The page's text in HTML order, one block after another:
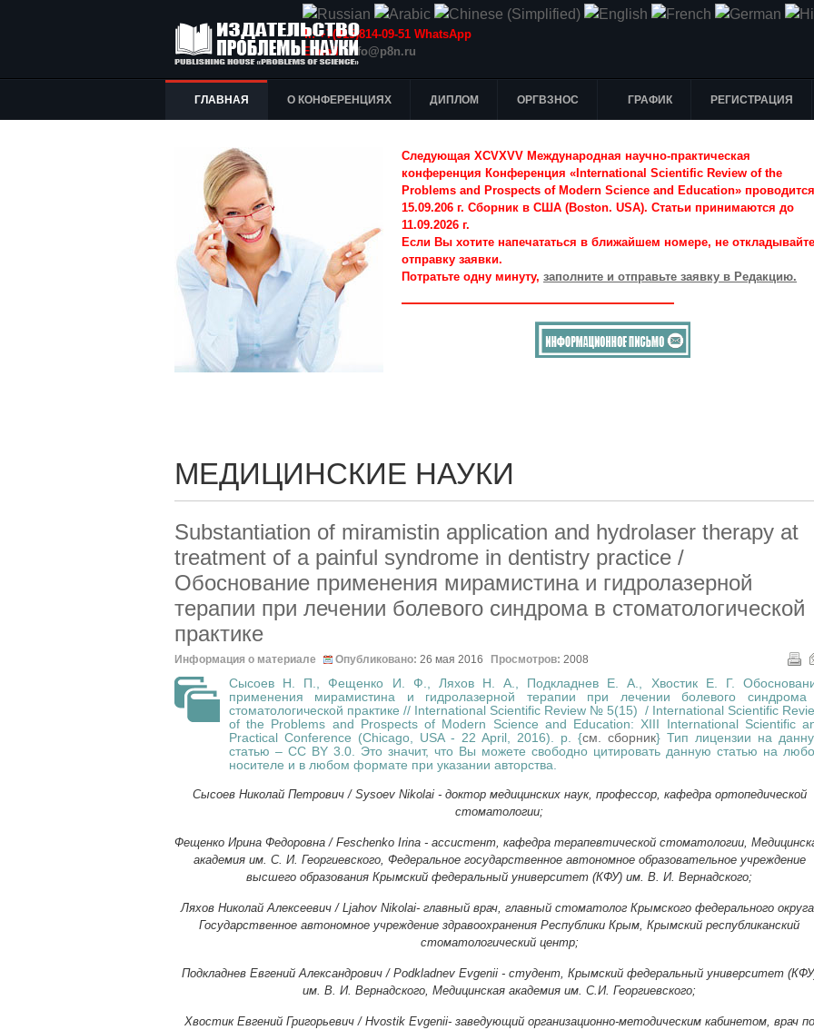
Т.: +7(915)814-09-51 WhatsApp
E-mail:info@p8n.ru
ГЛАВНАЯ О КОНФЕРЕНЦИЯХ ДИПЛОМ ОРГВЗНОС ГРАФИК РЕГИСТРАЦИЯ
Следующая XCVXVV Международная научно-практическая
конференция Конференция «International Scientific Review of the
Problems and Prospects of Modern Science and Education» проводится
15.09.206 г. Сборник в США (Boston. USA). Статьи принимаются до
11.09.2026 г.
Если Вы хотите напечататься в ближайшем номере, не откладывайте
отправку заявки.
Потратьте одну минуту, заполните и отправьте заявку в Редакцию.
МЕДИЦИНСКИЕ НАУКИ
Substantiation of miramistin application and hydrolaser therapy at
treatment of a painful syndrome in dentistry practice /
Обоснование применения мирамистина и гидролазерной
терапии при лечении болевого синдрома в стоматологической
практике
Информация о материале Опубликовано: 26 мая 2016 Просмотров: 2008
Сысоев Н. П., Фещенко И. Ф., Ляхов Н. А., Подкладнев Е. А., Хвостик Е. Г.
применения мирамистина и гидролазерной терапии при лечении болевого
стоматологической практике // International Scientific Review № 5(15) / International Scientific
of the Problems and Prospects of Modern Science and Education: XIII International Scientific
Practical Conference (Chicago, USA - 22 April, 2016). p. {см. сборник} Тип лицензии на
статью – CC BY 3.0. Это значит, что Вы можете свободно цитировать данную статью на
носителе и в любом формате при указании авторства.
Сысоев Николай Петрович / Sysoev Nikolai - доктор медицинских наук, профессор, кафедра ортопедической
стоматологии;
Фещенко Ирина Федоровна / Feschenko Irina - ассистент, кафедра терапевтической стоматологии,
академия им. С. И. Георгиевского, Федеральное государственное автономное образовательное учреждение
высшего образования Крымский федеральный университет (КФУ) им. В. И. Вернадского;
Ляхов Николай Алексеевич / Ljahov Nikolai- главный врач, главный стоматолог Крымского федерального
Государственное автономное учреждение здравоохранения Республики Крым, Крымский республиканский
стоматологический центр;
Подкладнев Евгений Александрович / Podkladnev Evgenii - студент, Крымский федеральный университет
им. В. И. Вернадского, Медицинская академия им. С.И. Георгиевского;
Хвостик Евгений Григорьевич / Hvostik Evgenii- заведующий организационно-методическим кабинетом, врач по